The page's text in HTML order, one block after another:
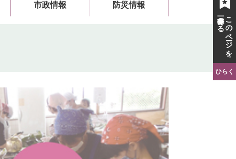
市政情報 防災情報
このページを
一時保存する
ひらく